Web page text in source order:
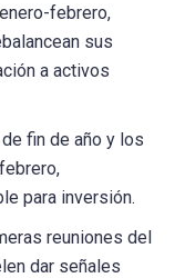
febrero,
sus
a activos
fin de año y los
para inversión.
reuniones del
dar señales